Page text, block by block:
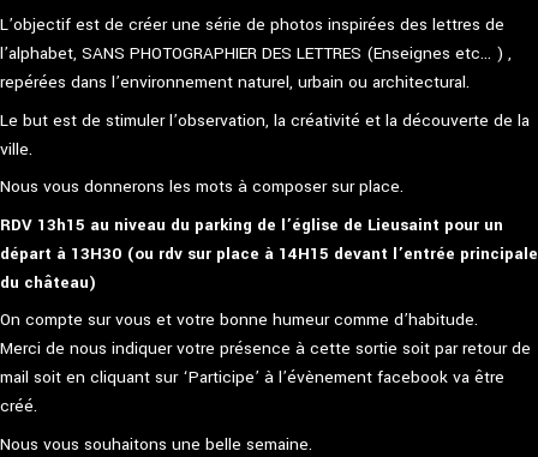
L’objectif est de créer une série de photos inspirées des lettres de
l’alphabet, SANS PHOTOGRAPHIER DES LETTRES (Enseignes etc… ) ,
repérées dans l’environnement naturel, urbain ou architectural.
Le but est de stimuler l’observation, la créativité et la découverte de la
ville.
Nous vous donnerons les mots à composer sur place.
RDV 13h15 au niveau du parking de l’église de Lieusaint pour un
départ à 13H30 (ou rdv sur place à 14H15 devant l’entrée principale
du château)
On compte sur vous et votre bonne humeur comme d’habitude.
Merci de nous indiquer votre présence à cette sortie soit par retour de
mail soit en cliquant sur ‘Participe’ à l’évènement facebook va être
créé.
Nous vous souhaitons une belle semaine.